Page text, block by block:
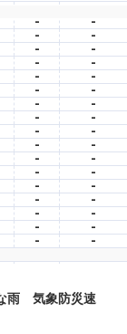
-
-
-
-
-
-
-
-
-
-
-
-
-
-
-
-
-
-
-
-
-
-
-
-
-
-
-
-
-
-
-
-
-
-
-
-
-
-
雨 気象防災速